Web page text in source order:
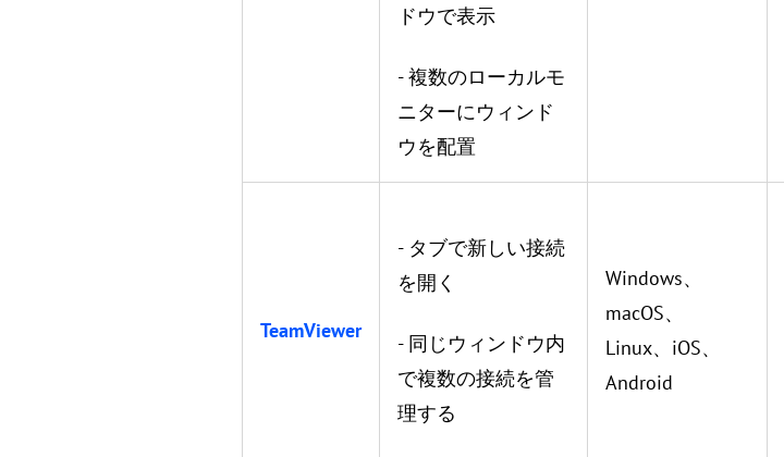
ドウで表示
- 複数のローカルモ
ニターにウィンド
ウを配置
TeamViewer
- タブで新しい接続
を開く
- 同じウィンドウ内
で複数の接続を管
理する
Windows、
macOS、
Linux、iOS、
Android